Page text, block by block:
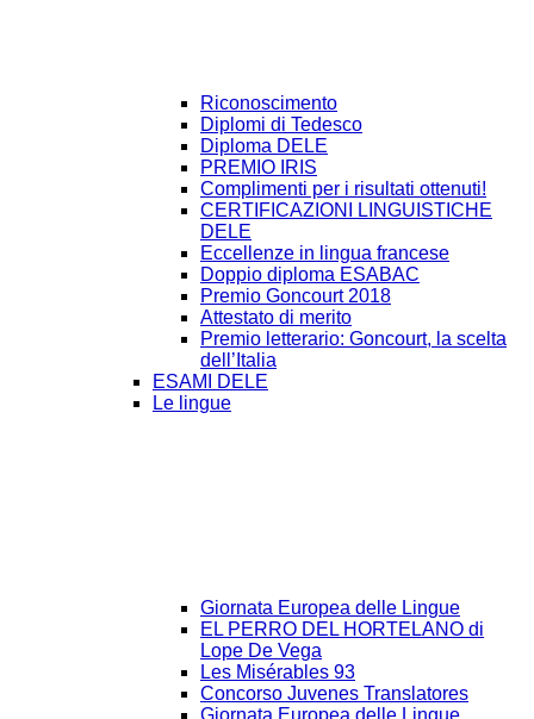
Riconoscimento
Diplomi di Tedesco
Diploma DELE
PREMIO IRIS
Complimenti per i risultati ottenuti!
CERTIFICAZIONI LINGUISTICHE
DELE
Eccellenze in lingua francese
Doppio diploma ESABAC
Premio Goncourt 2018
Attestato di merito
Premio letterario: Goncourt, la scelta
dell’Italia
ESAMI DELE
Le lingue
Giornata Europea delle Lingue
EL PERRO DEL HORTELANO di
Lope De Vega
Les Misérables 93
Concorso Juvenes Translatores